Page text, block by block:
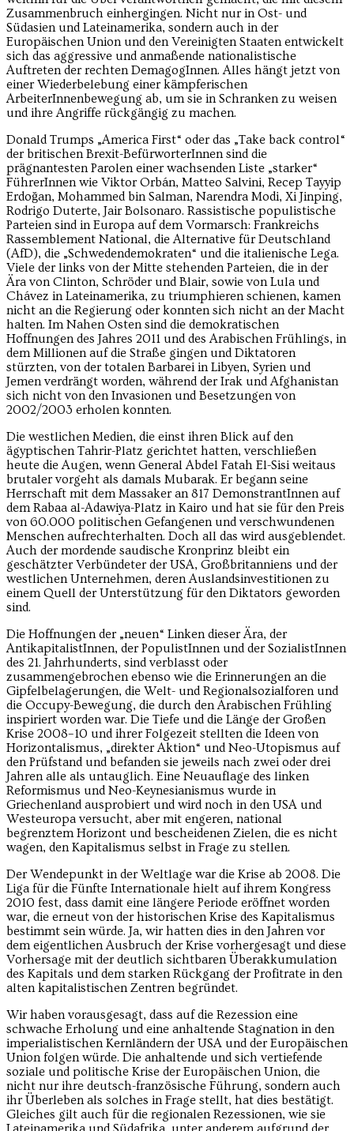
Zusammenbruch einhergingen. Nicht nur in Ost- und
Südasien und Lateinamerika, sondern auch in der
Europäischen Union und den Vereinigten Staaten entwickelt
sich das aggressive und anmaßende nationalistische
Auftreten der rechten DemagogInnen. Alles hängt jetzt von
einer Wiederbelebung einer kämpferischen
ArbeiterInnenbewegung ab, um sie in Schranken zu weisen
und ihre Angriffe rückgängig zu machen.
Donald Trumps „America First“ oder das „Take back control“
der britischen Brexit-BefürworterInnen sind die
prägnantesten Parolen einer wachsenden Liste „starker“
FührerInnen wie Viktor Orbán, Matteo Salvini, Recep Tayyip
Erdoğan, Mohammed bin Salman, Narendra Modi, Xi Jinping,
Rodrigo Duterte, Jair Bolsonaro. Rassistische populistische
Parteien sind in Europa auf dem Vormarsch: Frankreichs
Rassemblement National, die Alternative für Deutschland
(AfD), die „Schwedendemokraten“ und die italienische Lega.
Viele der links von der Mitte stehenden Parteien, die in der
Ära von Clinton, Schröder und Blair, sowie von Lula und
Chávez in Lateinamerika, zu triumphieren schienen, kamen
nicht an die Regierung oder konnten sich nicht an der Macht
halten. Im Nahen Osten sind die demokratischen
Hoffnungen des Jahres 2011 und des Arabischen Frühlings, in
dem Millionen auf die Straße gingen und Diktatoren
stürzten, von der totalen Barbarei in Libyen, Syrien und
Jemen verdrängt worden, während der Irak und Afghanistan
sich nicht von den Invasionen und Besetzungen von
2002/2003 erholen konnten.
Die westlichen Medien, die einst ihren Blick auf den
ägyptischen Tahrir-Platz gerichtet hatten, verschließen
heute die Augen, wenn General Abdel Fatah El-Sisi weitaus
brutaler vorgeht als damals Mubarak. Er begann seine
Herrschaft mit dem Massaker an 817 DemonstrantInnen auf
dem Rabaa al-Adawiya-Platz in Kairo und hat sie für den Preis
von 60.000 politischen Gefangenen und verschwundenen
Menschen aufrechterhalten. Doch all das wird ausgeblendet.
Auch der mordende saudische Kronprinz bleibt ein
geschätzter Verbündeter der USA, Großbritanniens und der
westlichen Unternehmen, deren Auslandsinvestitionen zu
einem Quell der Unterstützung für den Diktators geworden
sind.
Die Hoffnungen der „neuen“ Linken dieser Ära, der
AntikapitalistInnen, der PopulistInnen und der SozialistInnen
des 21. Jahrhunderts, sind verblasst oder
zusammengebrochen ebenso wie die Erinnerungen an die
Gipfelbelagerungen, die Welt- und Regionalsozialforen und
die Occupy-Bewegung, die durch den Arabischen Frühling
inspiriert worden war. Die Tiefe und die Länge der Großen
Krise 2008–10 und ihrer Folgezeit stellten die Ideen von
Horizontalismus, „direkter Aktion“ und Neo-Utopismus auf
den Prüfstand und befanden sie jeweils nach zwei oder drei
Jahren alle als untauglich. Eine Neuauflage des linken
Reformismus und Neo-Keynesianismus wurde in
Griechenland ausprobiert und wird noch in den USA und
Westeuropa versucht, aber mit engeren, national
begrenztem Horizont und bescheidenen Zielen, die es nicht
wagen, den Kapitalismus selbst in Frage zu stellen.
Der Wendepunkt in der Weltlage war die Krise ab 2008. Die
Liga für die Fünfte Internationale hielt auf ihrem Kongress
2010 fest, dass damit eine längere Periode eröffnet worden
war, die erneut von der historischen Krise des Kapitalismus
bestimmt sein würde. Ja, wir hatten dies in den Jahren vor
dem eigentlichen Ausbruch der Krise vorhergesagt und diese
Vorhersage mit der deutlich sichtbaren Überakkumulation
des Kapitals und dem starken Rückgang der Profitrate in den
alten kapitalistischen Zentren begründet.
Wir haben vorausgesagt, dass auf die Rezession eine
schwache Erholung und eine anhaltende Stagnation in den
imperialistischen Kernländern der USA und der Europäischen
Union folgen würde. Die anhaltende und sich vertiefende
soziale und politische Krise der Europäischen Union, die
nicht nur ihre deutsch-französische Führung, sondern auch
ihr Überleben als solches in Frage stellt, hat dies bestätigt.
Gleiches gilt auch für die regionalen Rezessionen, wie sie